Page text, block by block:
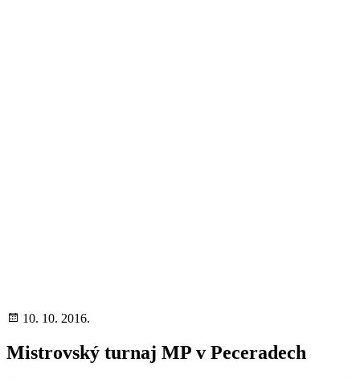
10. 10. 2016.
Mistrovský turnaj MP v Peceradech